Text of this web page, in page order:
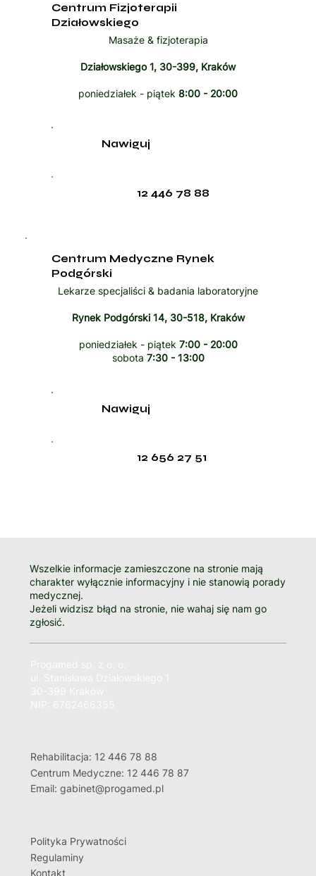
Centrum Fizjoterapii
Działowskiego
Masaże & fizjoterapia
Działowskiego 1, 30-399, Kraków
poniedziałek - piątek 8:00 - 20:00
12 446 78 88
Nawiguj
Centrum Medyczne Rynek
Podgórski
Lekarze specjaliści & badania laboratoryjne
Rynek Podgórski 14, 30-518, Kraków
poniedziałek - piątek 7:00 - 20:00
sobota 7:30 - 13:00
12 656 27 51
Nawiguj
Wszelkie informacje zamieszczone na stronie mają
charakter wyłącznie informacyjny i nie stanowią porady
medycznej.
Jeżeli widzisz błąd na stronie, nie wahaj się nam go
zgłosić.
Rehabilitacja: 12 446 78 88
Centrum Medyczne: 12 446 78 87
Email: gabinet@progamed.pl
Polityka Prywatności
Regulaminy
Kontakt